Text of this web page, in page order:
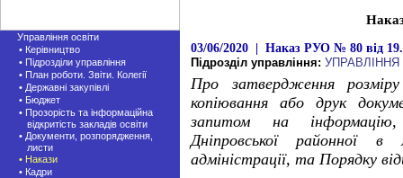
Управління освіти
• Керівництво
• Підрозділи управління
• План роботи. Звіти. Колегії
• Державні закупівлі
• Бюджет
• Прозорість та інформаційна
відкритість закладів освіти
• Документи, розпорядження,
листи
• Накази
• Кадри
03/06/2020 | Наказ РУО № 80 від
Підрозділ управління: УПРАВЛІННЯ
Про затвердження
копіювання або друк
запитом на
Дніпровської районної
адміністрації, та Порядку